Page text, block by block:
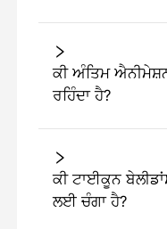
ਕੀ ਅੰਤਿਮ
ਰਹਿੰਦਾ ਹੈ?
ਕੀ ਟਾਈਕੂਨ
ਲਈ ਚੰਗਾ ਹੈ?